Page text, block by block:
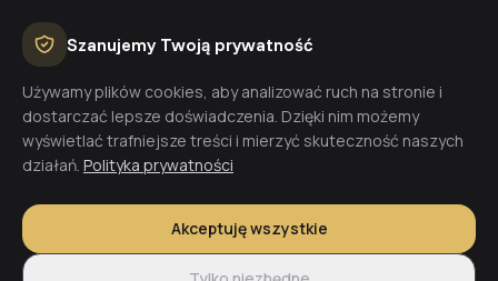
BEZPŁATNA WYCENA
Planujesz budowę domu? Skontaktuj się z nami - przygotujemy
wycenę w 48h.
Wyceń budowę
Szanujemy Twoją prywatność
Używamy plików cookies, aby analizować ruch na stronie i
dostarczać lepsze doświadczenia. Dzięki nim możemy
wyświetlać trafniejsze treści i mierzyć skuteczność naszych
działań. Polityka prywatności
Akceptuję wszystkie